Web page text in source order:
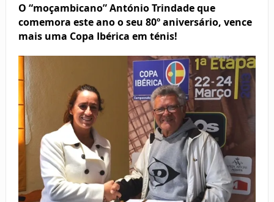
O “moçambicano” António Trindade que
comemora este ano o seu 80º aniversário, vence
mais uma Copa Ibérica em ténis!